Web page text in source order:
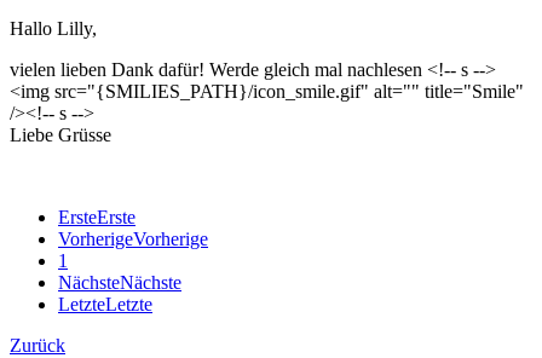
Hallo Lilly,
vielen lieben Dank dafür! Werde gleich mal nachlesen <!-- s -->
<img src="{SMILIES_PATH}/icon_smile.gif" alt="" title="Smile"
/><!-- s -->
Liebe Grüsse
ErsteErste
VorherigeVorherige
1
NächsteNächste
LetzteLetzte
Zurück